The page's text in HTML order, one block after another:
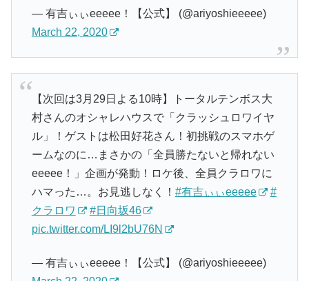
— 有吉ぃぃeeeee！【公式】 (@ariyoshieeeee)
March 22, 2020
【次回は3月29日よる10時】トータルテンボス大
村さんのオシャレハウスで「クラッシュロワイヤ
ル」！ゲストは松田好花さん！初挑戦のスマホゲ
ームなのに…まさかの「全員勝たないと帰れない
eeeee！」企画が発動！ロケ後、全員クラロワに
ハマった…。お見逃しなく！ #有吉ぃぃeeeee
#
クラロワ
#日向坂46
pic.twitter.com/LI9l2bU76N
— 有吉ぃぃeeeee！【公式】 (@ariyoshieeeee)